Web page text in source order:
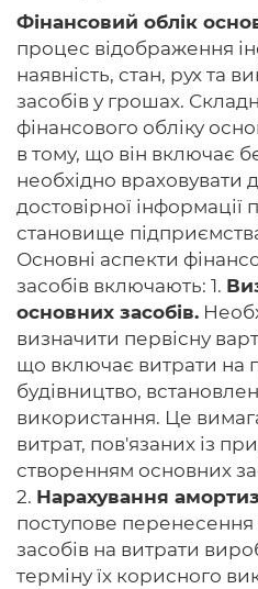
Фінансовий облік
процес відображення
наявність, стан, рух та
засобів у грошах.
фінансового обліку
в тому, що він включає
необхідно враховувати
достовірної інформації
становище
Основні аспекти
засобів включають: 1.
основних засобів.
визначити первісну
що включає витрати на
будівництво,
використання. Це
витрат, пов'язаних із
створенням основних
2. Нарахування
поступове перенесення
засобів на витрати
терміну їх корисного
Головна
Авторам
Умови
Вхiд